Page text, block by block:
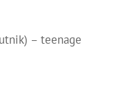
– teenage